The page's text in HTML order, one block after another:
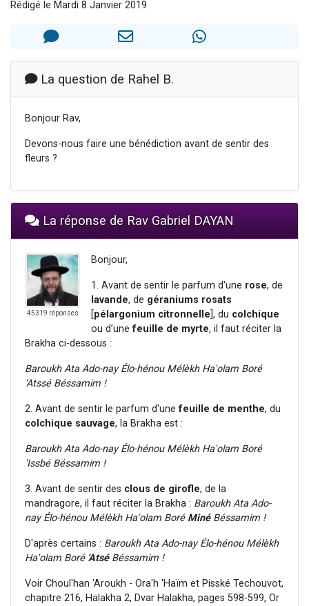
Dovan vient de donner son Maasser
Malgorzata vient de donner son Maasser
3 personnes viennent de nous rejoindre sur WhatsApp
Rédigé le Mardi 8 Janvier 2019
La question de Rahel B.
Bonjour Rav,
Devons-nous faire une bénédiction avant de sentir des
fleurs ?
La réponse de Rav Gabriel DAYAN
45319 réponses
Bonjour,
1. Avant de sentir le parfum d'une rose, de
lavande, de géraniums rosats
pélargonium citronnelle ], du colchique
ou d’unefeuille de myrte, il faut réciter la
Brakha ci-dessous :
Baroukh Ata Ado-nay Élo-hénou Mélèkh Ha'olam Boré
‘Atssé Béssamim !
2. Avant de sentir le parfum d'unefeuille de menthe, du
colchique sauvage, la Brakha est :
Baroukh Ata Ado-nay Élo-hénou Mélèkh Ha'olam Boré
‘Issbé Béssamim !
3. Avant de sentir des clous de girofle, de la
mandragore, il faut réciter la Brakha : Baroukh Ata Ado-
nay Élo-hénou Mélèkh Ha'olam Boré MinéBéssamim !
D'après certains : Baroukh Ata Ado-nay Élo-hénou Mélèkh
Ha'olam Boré 'AtséBéssamim !
Voir Choul'han 'Aroukh - Ora'h 'Haïm et Pisské Techouvot,
chapitre 216, Halakha 2, Dvar Halakha, pages 598-599, Or